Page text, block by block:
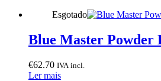
Esgotado
Blue Master Powder
€62.70 IVA incl.
Ler mais